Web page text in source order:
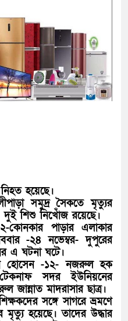
হয়েছে।
সমুদ্র সৈকতে মৃত্যুর
শিশু নিখোঁজ রয়েছে।
পাড়ার এলাকার
-২৪ নভেম্বর- দুপুরের
এ ঘটনা ঘটে।
হোসেন -১২- নজরুল হক
সদর ইউনিয়নের
জান্নাত মাদরাসার ছাত্র।
সঙ্গে সাগরে ভ্রমণে
হয়েছে। তাদের উদ্ধার